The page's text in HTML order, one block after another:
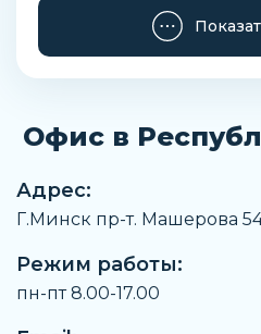
43 мм
Ширина
55,6 мм
224 мм
Вес
2,910 кг
757160880
Офис в
Адрес:
Г.Минск пр-т. Машерова
Режим работы:
пн-пт 8.00-17.00